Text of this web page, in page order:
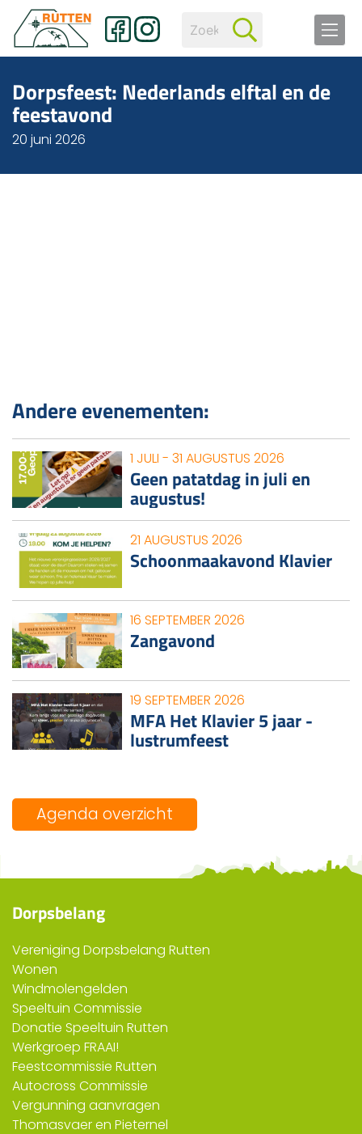
Dorpsfeest: Nederlands elftal en de
feestavond
20 juni 2026
Andere evenementen:
1 JULI - 31 AUGUSTUS 2026
Geen patatdag in juli en
augustus!
21 AUGUSTUS 2026
Schoonmaakavond Klavier
16 SEPTEMBER 2026
Zangavond
19 SEPTEMBER 2026
MFA Het Klavier 5 jaar -
lustrumfeest
Agenda overzicht
Dorpsbelang
Vereniging Dorpsbelang Rutten
Wonen
Windmolengelden
Speeltuin Commissie
Donatie Speeltuin Rutten
Werkgroep FRAAI!
Feestcommissie Rutten
Autocross Commissie
Vergunning aanvragen
Thomasvaer en Pieternel